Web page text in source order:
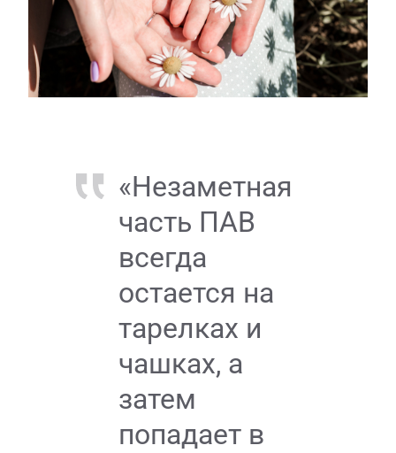
«Незаметная
часть ПАВ
всегда
остается на
тарелках и
чашках, а
затем
попадает в